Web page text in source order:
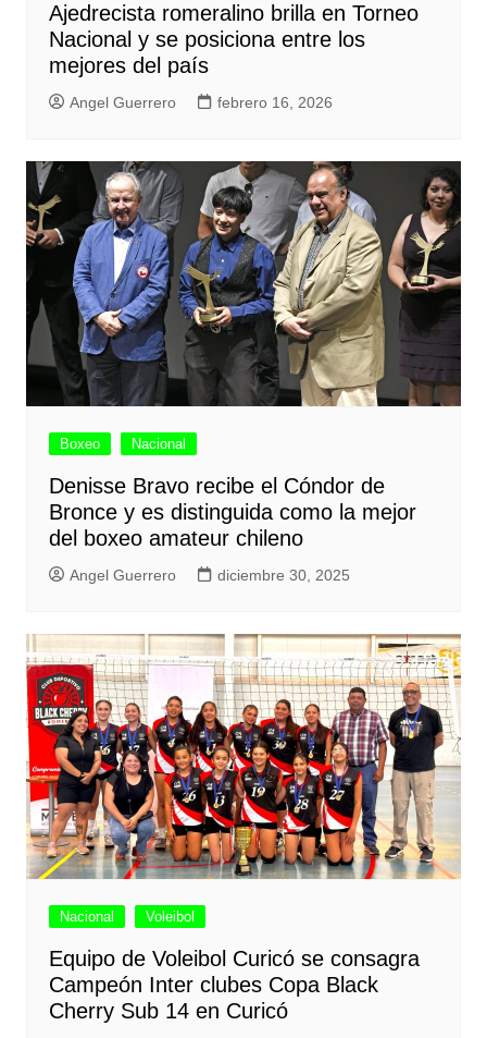
Ajedrecista romeralino brilla en Torneo
Nacional y se posiciona entre los
mejores del país
Angel Guerrero febrero 16, 2026
Boxeo Nacional
Denisse Bravo recibe el Cóndor de
Bronce y es distinguida como la mejor
del boxeo amateur chileno
Angel Guerrero diciembre 30, 2025
Nacional Voleibol
Equipo de Voleibol Curicó se consagra
Campeón Inter clubes Copa Black
Cherry Sub 14 en Curicó